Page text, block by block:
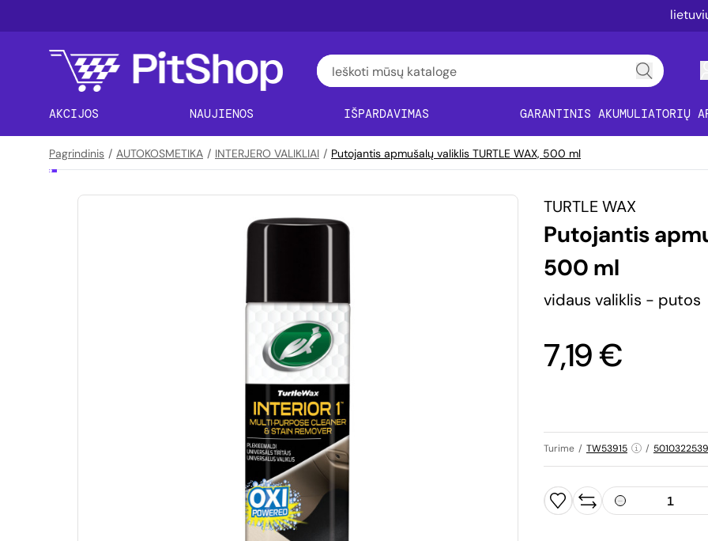
AKCIJOS NAUJIENOS IŠPARDAVIMAS GARANTINIS AKUMULIATORIŲ
Pagrindinis / AUTOKOSMETIKA / INTERJERO VALIKLIAI / Putojantis apmušalų valiklis TURTLE WAX, 500 ml
TURTLE WAX
Putojantis
500 ml
vidaus valiklis - putos
7,19 €
Turime / TW53915 /